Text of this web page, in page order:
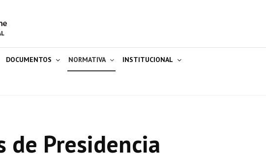
DOCUMENTOS NORMATIVA INSTITUCIONAL
de Presidencia